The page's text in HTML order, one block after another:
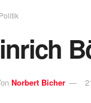
Politik
Norbert Bicher